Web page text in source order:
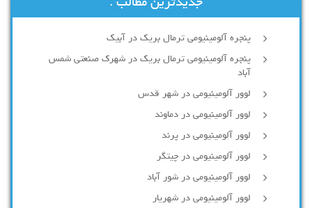
پنجره آلومینیومی ترمال بریک در آبیک
پنجره آلومینیومی ترمال بریک در شهرک صنعتی شمس
آباد
لوور آلومینیومی در شهر قدس
لوور آلومینیومی در دماوند
لوور آلومینیومی در پرند
لوور آلومینیومی در چیتگر
لوور آلومینیومی در شور آباد
لوور آلومينيومي در شهريار